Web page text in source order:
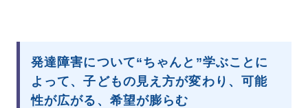
発達障害について“ちゃんと”学ぶこと に
よって、子どもの見え方が変わり、可能
性が広がる、希望が膨らむ